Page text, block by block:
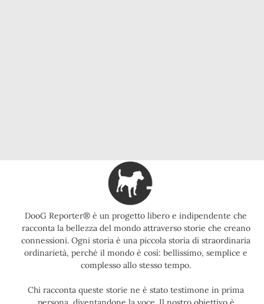
DooG Reporter® è un progetto libero e indipendente che
racconta la bellezza del mondo attraverso storie che creano
connessioni. Ogni storia è una piccola storia di straordinaria
ordinarietà, perché il mondo è così: bellissimo, semplice e
complesso allo stesso tempo.
Chi racconta queste storie ne è stato testimone in prima